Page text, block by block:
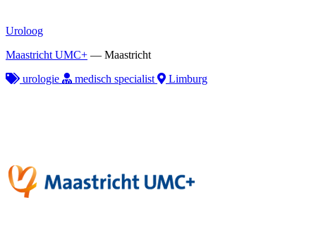
Uroloog
Maastricht UMC+ — Maastricht
urologie
medisch specialist Limburg